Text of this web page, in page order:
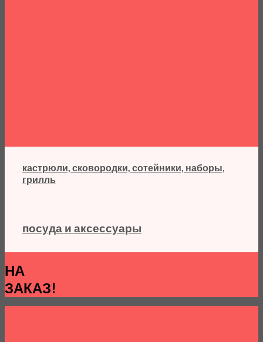
кастрюли, сковородки, сотейники, наборы,
грилль
посуда и аксессуары
НА
ЗАКАЗ!